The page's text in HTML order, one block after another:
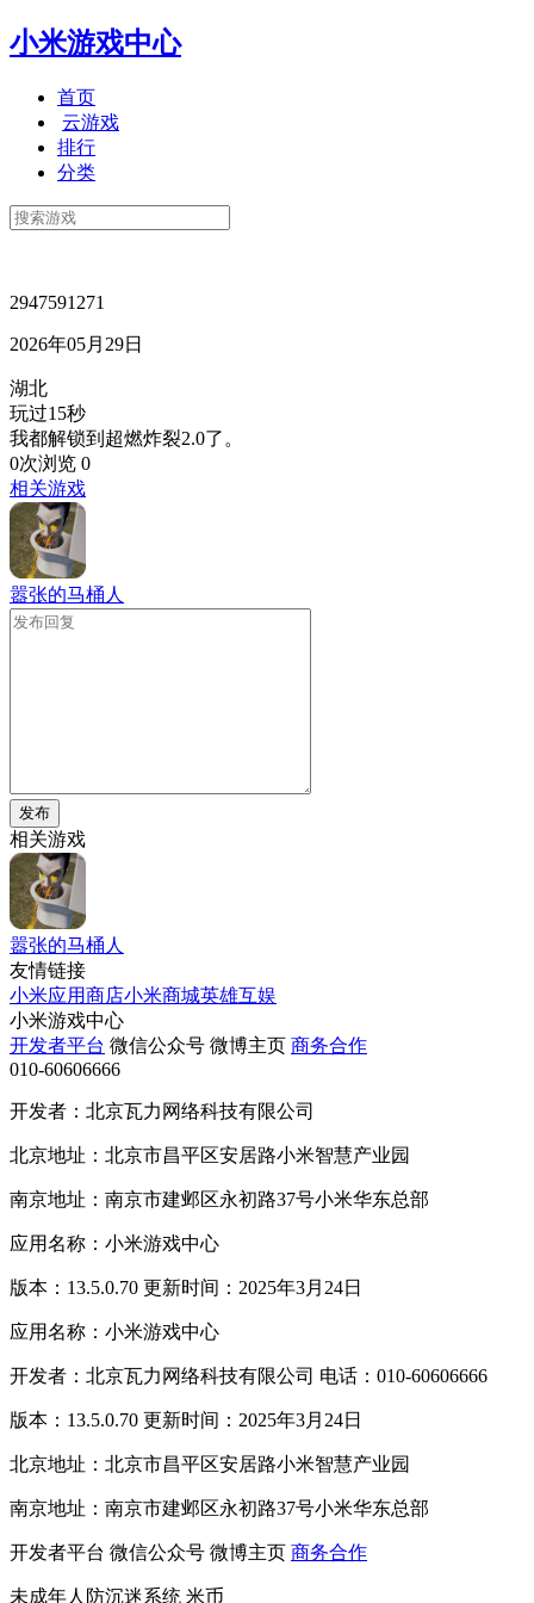
小米游戏中心
首页
云游戏
排行
分类
2947591271
2026年05月29日
湖北
玩过15秒
我都解锁到超燃炸裂2.0了。
0次浏览 0
相关游戏
嚣张的马桶人
发布
相关游戏
嚣张的马桶人
友情链接
小米应用商店小米商城英雄互娱
小米游戏中心
开发者平台 微信公众号 微博主页 商务合作
010-60606666
开发者：北京瓦力网络科技有限公司
北京地址：北京市昌平区安居路小米智慧产业园
南京地址：南京市建邺区永初路37号小米华东总部
应用名称：小米游戏中心
版本：13.5.0.70 更新时间：2025年3月24日
应用名称：小米游戏中心
开发者：北京瓦力网络科技有限公司 电话：010-60606666
版本：13.5.0.70 更新时间：2025年3月24日
北京地址：北京市昌平区安居路小米智慧产业园
南京地址：南京市建邺区永初路37号小米华东总部
开发者平台 微信公众号 微博主页 商务合作
未成年人防沉迷系统 米币